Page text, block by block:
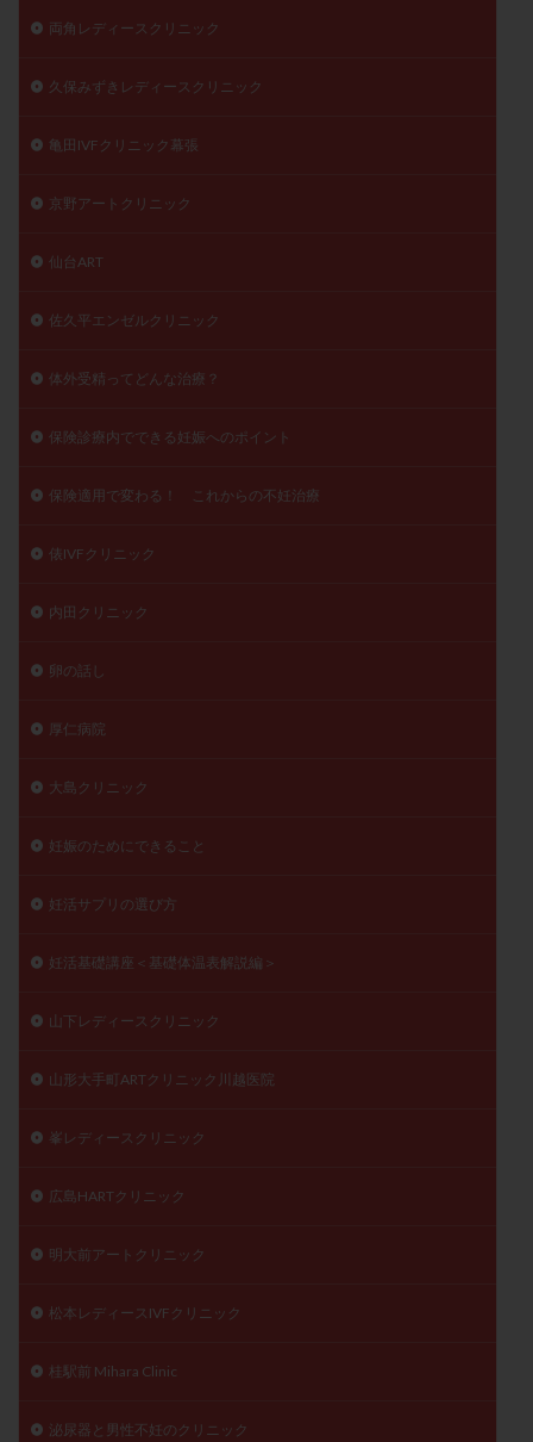
両角レディースクリニック
久保みずきレディースクリニック
亀田IVFクリニック幕張
京野アートクリニック
仙台ART
佐久平エンゼルクリニック
体外受精ってどんな治療？
保険診療内でできる妊娠へのポイント
保険適用で変わる！ これからの不妊治療
俵IVFクリニック
内田クリニック
卵の話し
厚仁病院
大島クリニック
妊娠のためにできること
妊活サプリの選び方
妊活基礎講座＜基礎体温表解説編＞
山下レディースクリニック
山形大手町ARTクリニック川越医院
峯レディースクリニック
広島HARTクリニック
明大前アートクリニック
松本レディースIVFクリニック
桂駅前 Mihara Clinic
泌尿器と男性不妊のクリニック